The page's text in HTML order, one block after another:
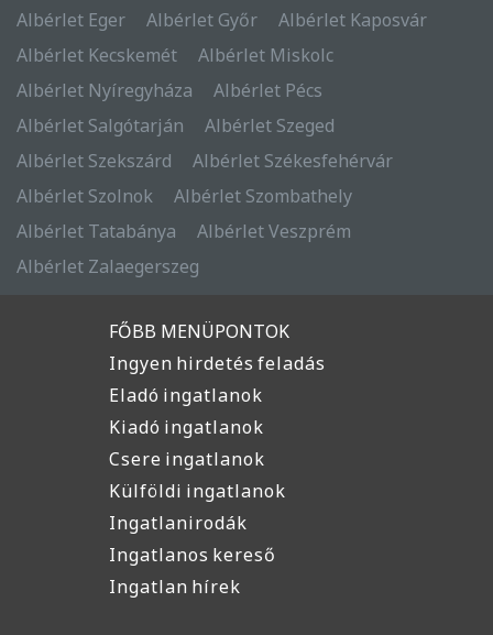
Albérlet Eger
Albérlet Győr
Albérlet Kaposvár
Albérlet Kecskemét
Albérlet Miskolc
Albérlet Nyíregyháza
Albérlet Pécs
Albérlet Salgótarján
Albérlet Szeged
Albérlet Szekszárd
Albérlet Székesfehérvár
Albérlet Szolnok
Albérlet Szombathely
Albérlet Tatabánya
Albérlet Veszprém
Albérlet Zalaegerszeg
FŐBB MENÜPONTOK
Ingyen hirdetés feladás
Eladó ingatlanok
Kiadó ingatlanok
Csere ingatlanok
Külföldi ingatlanok
Ingatlanirodák
Ingatlanos kereső
Ingatlan hírek